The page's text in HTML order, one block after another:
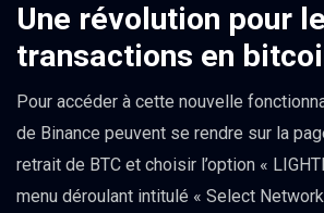
Une révolution pour
transactions en
Pour accéder à cette nouvelle
de Binance peuvent se rendre sur la
retrait de BTC et choisir l’option «
menu déroulant intitulé « Select Network